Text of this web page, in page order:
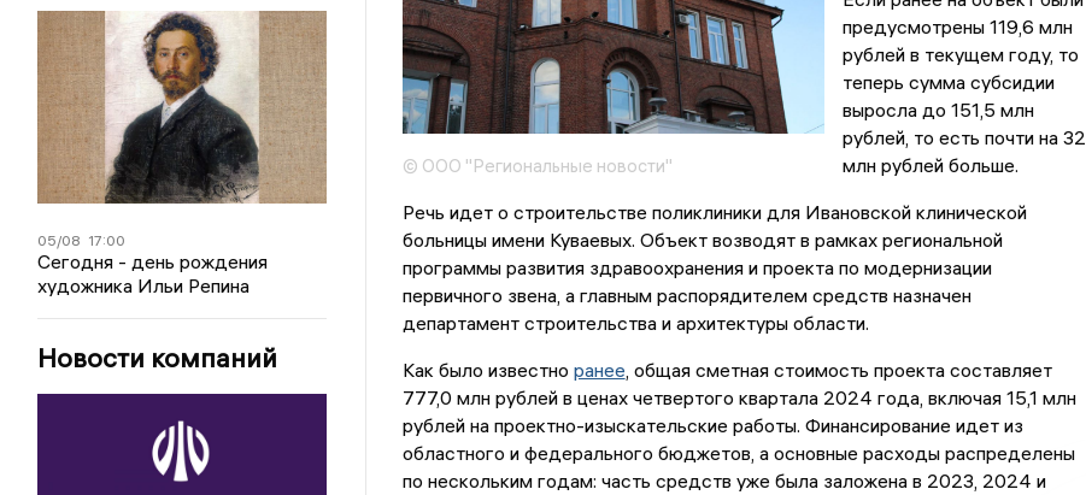
05/08 17:00
Сегодня - день рождения
художника Ильи Репина
Новости компаний
© ООО "Региональные новости"
предусмотрены 119,6 млн
рублей в текущем году, то
теперь сумма субсидии
выросла до 151,5 млн
рублей, то есть почти на 32
млн рублей больше.
Речь идет о строительстве поликлиники для Ивановской клинической
больницы имени Куваевых. Объект возводят в рамках региональной
программы развития здравоохранения и проекта по модернизации
первичного звена, а главным распорядителем средств назначен
департамент строительства и архитектуры области.
Как было известно ранее, общая сметная стоимость проекта составляет
777,0 млн рублей в ценах четвертого квартала 2024 года, включая 15,1 млн
рублей на проектно-изыскательские работы. Финансирование идет из
областного и федерального бюджетов, а основные расходы распределены
по нескольким годам: часть средств уже была заложена в 2023, 2024 и